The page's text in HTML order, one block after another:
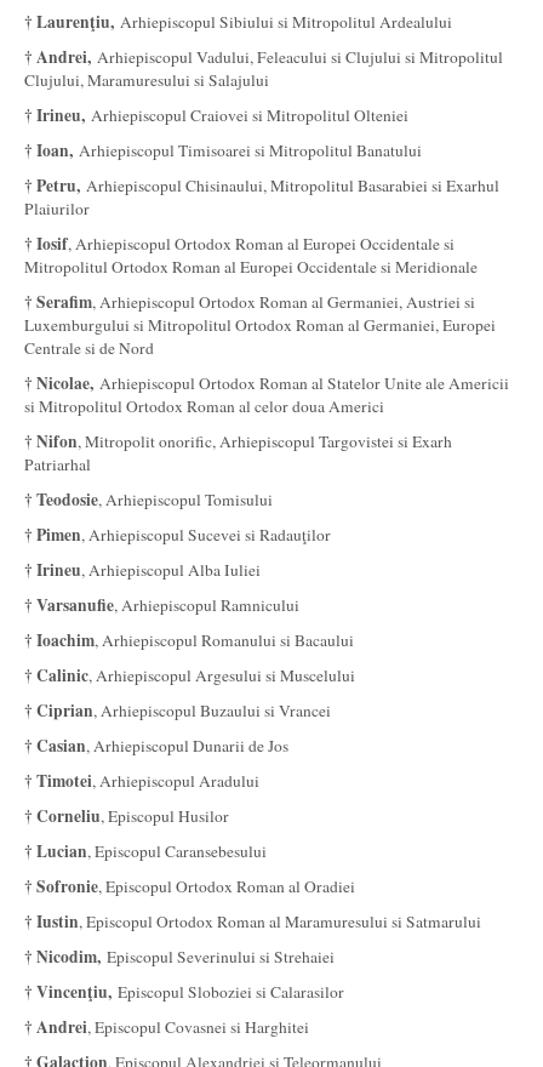
† Laurenţiu, Arhiepiscopul Sibiului si Mitropolitul Ardealului
† Andrei, Arhiepiscopul Vadului, Feleacului si Clujului si Mitropolitul
Clujului, Maramuresului si Salajului
† Irineu, Arhiepiscopul Craiovei si Mitropolitul Olteniei
† Ioan, Arhiepiscopul Timisoarei si Mitropolitul Banatului
† Petru, Arhiepiscopul Chisinaului, Mitropolitul Basarabiei si Exarhul
Plaiurilor
† Iosif, Arhiepiscopul Ortodox Roman al Europei Occidentale si
Mitropolitul Ortodox Roman al Europei Occidentale si Meridionale
† Serafim, Arhiepiscopul Ortodox Roman al Germaniei, Austriei si
Luxemburgului si Mitropolitul Ortodox Roman al Germaniei, Europei
Centrale si de Nord
† Nicolae, Arhiepiscopul Ortodox Roman al Statelor Unite ale Americii
si Mitropolitul Ortodox Roman al celor doua Americi
† Nifon, Mitropolit onorific, Arhiepiscopul Targovistei si Exarh
Patriarhal
† Teodosie, Arhiepiscopul Tomisului
† Pimen, Arhiepiscopul Sucevei si Radauţilor
† Irineu, Arhiepiscopul Alba Iuliei
† Varsanufie, Arhiepiscopul Ramnicului
† Ioachim, Arhiepiscopul Romanului si Bacaului
† Calinic, Arhiepiscopul Argesului si Muscelului
† Ciprian, Arhiepiscopul Buzaului si Vrancei
† Casian, Arhiepiscopul Dunarii de Jos
† Timotei, Arhiepiscopul Aradului
† Corneliu, Episcopul Husilor
† Lucian, Episcopul Caransebesului
† Sofronie, Episcopul Ortodox Roman al Oradiei
† Iustin, Episcopul Ortodox Roman al Maramuresului si Satmarului
† Nicodim, Episcopul Severinului si Strehaiei
† Vincenţiu, Episcopul Sloboziei si Calarasilor
† Andrei, Episcopul Covasnei si Harghitei
† Galaction, Episcopul Alexandriei si Teleormanului